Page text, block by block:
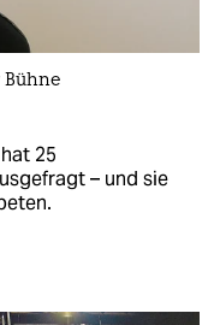
Bühne
25
– und sie